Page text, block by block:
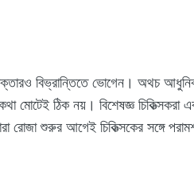
বিভ্রান্তিতে ভোগেন। অথচ আধুনিক
মোটেই ঠিক নয়। বিশেষজ্ঞ চিকিত্সকরা
রোজা শুরুর আগেই চিকিত্সকের সঙ্গে